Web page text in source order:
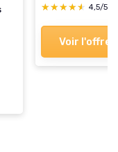
★★★★★
★★★★★ 4,5/5
Voir l'offre